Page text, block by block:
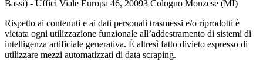
Bassi) - Uffici Viale Europa 46, 20093 Cologno Monzese (MI)
Rispetto ai contenuti e ai dati personali trasmessi e/o riprodotti è
vietata ogni utilizzazione funzionale all’addestramento di sistemi di
intelligenza artificiale generativa. È altresì fatto divieto espresso di
utilizzare mezzi automatizzati di data scraping.